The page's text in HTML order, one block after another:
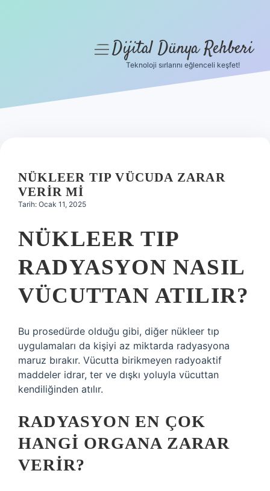
Hakkımızda
menüyüDijital Dünya Rehberi
Teknoloji sırlarını eğlenceli keşfet!
NÜKLEER TIP VÜCUDA ZARAR
VERIR MI
Tarih: Ocak 11, 2025
NÜKLEER TIP
RADYASYON NASIL
VÜCUTTAN ATILIR?
Bu prosedürde olduğu gibi, diğer nükleer tıp
uygulamaları da kişiyi az miktarda radyasyona
maruz bırakır. Vücutta birikmeyen radyoaktif
maddeler idrar, ter ve dışkı yoluyla vücuttan
kendiliğinden atılır.
RADYASYON EN ÇOK
HANGI ORGANA ZARAR
VERIR?